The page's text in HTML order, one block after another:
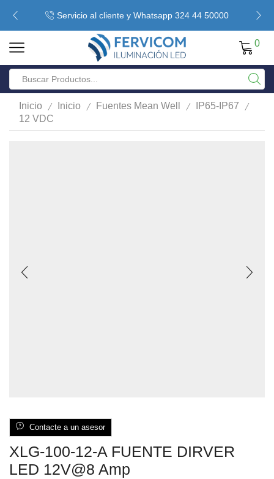
Servicio al cliente y Whatsapp 324 44 50000
0
Inicio / Inicio / Fuentes Mean Well / IP65-IP67 /
12 VDC
Contacte a un asesor
XLG-100-12-A FUENTE DIRVER
LED 12V@8 Amp